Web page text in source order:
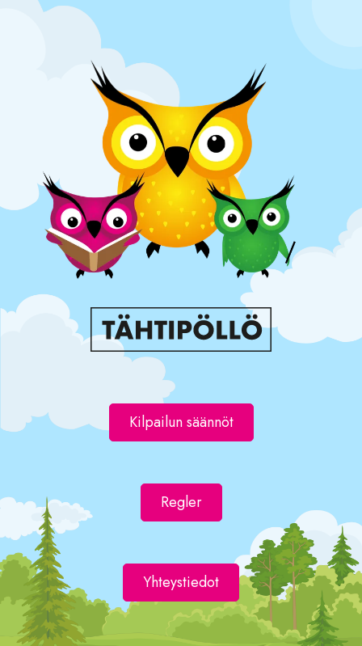
Kilpailun säännöt
Regler
Yhteystiedot